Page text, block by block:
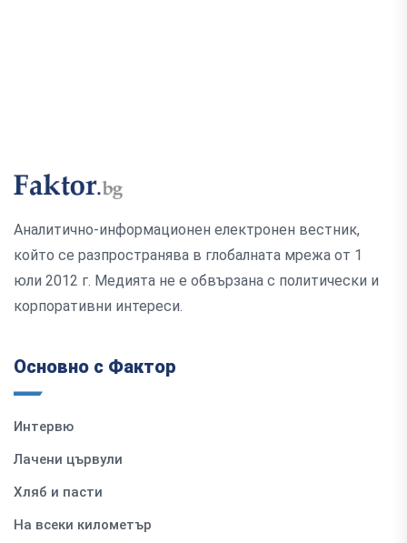
Аналитично-информационен електронен вестник,
който се разпространява в глобалната мрежа от 1
юли 2012 г. Медията не е обвързана с политически и
корпоративни интереси.
Основно с Фактор
Интервю
Лачени цървули
Хляб и пасти
На всеки километър